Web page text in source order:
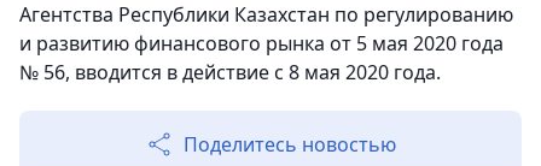
Агентства Республики Казахстан по регулированию
и развитию финансового рынка от 5 мая 2020 года
№ 56, вводится в действие с 8 мая 2020 года.
Поделитесь новостью